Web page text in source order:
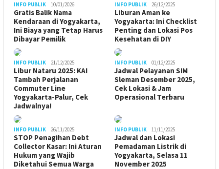
INFO PUBLIK 10/01/2026
Gratis Balik Nama
Kendaraan di Yogyakarta,
Ini Biaya yang Tetap Harus
Dibayar Pemilik
INFO PUBLIK 26/12/2025
Liburan Aman ke
Yogyakarta: Ini Checklist
Penting dan Lokasi Pos
Kesehatan di DIY
INFO PUBLIK 21/12/2025
Libur Nataru 2025: KAI
Tambah Perjalanan
Commuter Line
Yogyakarta-Palur, Cek
Jadwalnya!
INFO PUBLIK 01/12/2025
Jadwal Pelayanan SIM
Sleman Desember 2025,
Cek Lokasi & Jam
Operasional Terbaru
INFO PUBLIK 26/11/2025
STOP Penagihan Debt
Collector Kasar: Ini Aturan
Hukum yang Wajib
Diketahui Semua Warga
INFO PUBLIK 11/11/2025
Jadwal dan Lokasi
Pemadaman Listrik di
Yogyakarta, Selasa 11
November 2025